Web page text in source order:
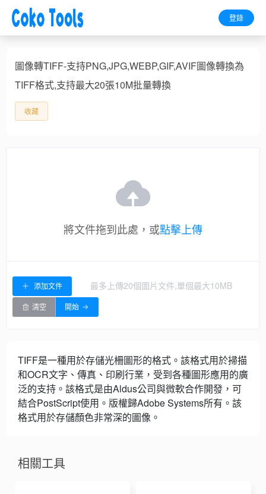
登錄
圖像轉TIFF-支持PNG,JPG,WEBP,GIF,AVIF圖像轉換為
TIFF格式,支持最大20張10M批量轉換
收藏
將文件拖到此處，或點擊上傳
添加文件 最多上傳20個圖片文件,單個最大10MB
清空 開始
TIFF是一種用於存儲光柵圖形的格式。該格式用於掃描
和OCR文字、傳真、印刷行業，受到各種圖形應用的廣
泛的支持。該格式是由Aldus公司與微軟合作開發，可
結合PostScript使用。版權歸Adobe Systems所有。該
格式用於存儲顏色非常深的圖像。
相關工具